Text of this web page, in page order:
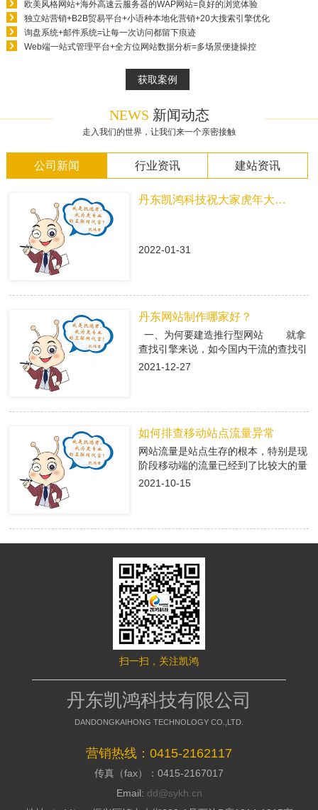
欧美风格网站+海外高速云服务器的WAP网站=良好的浏览体验
独立站营销+B2B贸易平台+小语种本地化营销+20大搜索引擎优化
询盘系统+邮件系统=让每一次访问都留下痕迹
Web端一站式管理平台+全方位网站数据分析=多场景便捷操控
获取案例
NEWS 新闻动态
走入我们的世界，让我们来一个亲密接触
公司新闻 行业资讯 建站资讯
丹东凯鸿科技祝大家虎年大吉！
2022-01-31
丹东网站制作哪家好？
一、为何要建造推行型网站 就拿
查找引擎来说，如今国内干流的查找引
擎baidu、360、搜狗有着大量的用户
导进入推行型网站中，使用推行型网站
有的优势，转化成客户; 二、丹东
网站制作是怎么挑选专业的搭站公司
背后都是一个高额的订单，假如不能做
到询盘转化，那意味着网络推行是失败
的，所以要明白的了解搭站公司的策划
才干; 2、看搭站公司的美工规划才
干 美工的才干决议推行型网站留
给用户的形象，如今的消费者不缺少内
容，缺少的是视觉，如今市面上的网站
都是千人一面的，当访客户，发现一个
公司的形象，情不自禁的即是深化浏
览，招引用户，提高方针客户对公司的
好感; 3、看搭站公司的搭站才干
系，如今市面上很多的建站公司都是仿
制别人的，可以把外观做到相似，可是
后台系能却相差万里，很多的仿站的建
2021-12-27
如何排查移动站点流量异常
网站流量是站点生存的根本，特别是现
阶段移动端的流量已经到了比较大的量
级。移动端网站有流量了，每天就会有
深专家们向大家介绍了移动端流量异常
的解决方案。 什么是移动端流量
异常? 移动端流量异常可以通过平
台两个渠道数据判断： 1、 站长平
台流量与关键词的工具 2、 移动适
配中的移动适配状态曲线图 这两
个地方如果出现流量突然间下降50%以
上，且持续性降低，四五天后流量没有
明显涨幅的。 移动端的排查流程
如果出现上述现象，建议大家按照
下面流程图进行排查 索引量下降
常见原因及解决方案
id=331 站点流量异常追查文档
http://zhanzhang.baidu.com/college/
id=221 纯移动站、代码适配，自
适应与跳转适配有些不同，所以根据站
2021-10-15
扫一扫，关注凯鸿
丹东凯鸿科技有限公司
DANDONGKAIHONG TECHNOLOGY CO.,LTD.
营销热线：0415-2162117
传真（fax）：0415-2167017
Email: dd@sykh.cn